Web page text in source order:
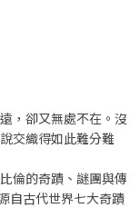
，卻又無處不在。沒
交織得如此難分難
倫的奇蹟、謎團與傳
自古代世界七大奇蹟